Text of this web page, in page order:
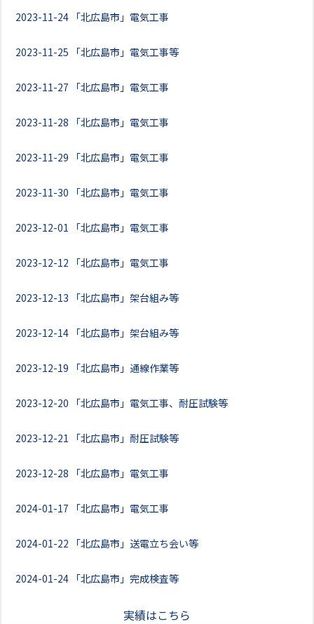
2023-11-24 「北広島市」電気工事
2023-11-25 「北広島市」電気工事等
2023-11-27 「北広島市」電気工事
2023-11-28 「北広島市」電気工事
2023-11-29 「北広島市」電気工事
2023-11-30 「北広島市」電気工事
2023-12-01 「北広島市」電気工事
2023-12-12 「北広島市」電気工事
2023-12-13 「北広島市」架台組み等
2023-12-14 「北広島市」架台組み等
2023-12-19 「北広島市」通線作業等
2023-12-20 「北広島市」電気工事、耐圧試験等
2023-12-21 「北広島市」耐圧試験等
2023-12-28 「北広島市」電気工事
2024-01-17 「北広島市」電気工事
2024-01-22 「北広島市」送電立ち会い等
2024-01-24 「北広島市」完成検査等
実績はこちら